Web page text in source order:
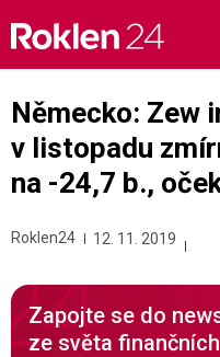
content
Německo: Zew
v listopadu
na -24,7 b.,
Roklen24 12. 11. 2019
Zapojte se do
ze světa